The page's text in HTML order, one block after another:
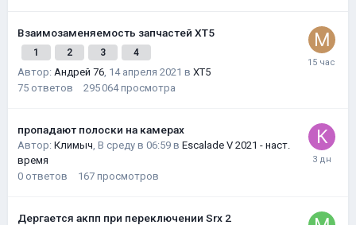
Взаимозаменяемость запчастей XT5
1 2 3 4
Автор: Андрей 76, 14 апреля 2021 в XT5
75 ответов 295 064 просмотра
пропадают полоски на камерах
Автор: Климыч, В среду в 06:59 в Escalade V 2021 - наст.
время
0 ответов 167 просмотров
Дергается акпп при переключении Srx 2